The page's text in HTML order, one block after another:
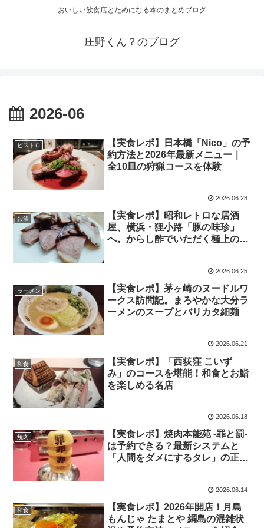
おいしい飲食店とためになる本のまとめブログ
庄野くん？のブログ
2026-06
ビストロ
【実食レポ】日本橋「Nico」の予
約方法と2026年最新メニュー｜
全10皿の狩猟コースを体験
2026.06.28
お酒
【実食レポ】昭和レトロな居酒
屋、横浜・狸小路「豚の味珍」
へ。からし酢でいただく極上の豚
2026.06.25
ラーメン
【実食レポ】茅ヶ崎のヌードルワ
ークス訪問記。まろやかな大分ラ
ーメンのスープとバリカタ細麺
2026.06.21
和食
【実食レポ】「西荻窪 こいず
み」のコースを堪能！和食とお鮨
を楽しめる名店
2026.06.18
焼肉
【実食レポ】焼肉本能苑 -罪と罰-
は予約できる？最新システムと
「人間をダメにするタレ」の正体
2026.06.14
和食
【実食レポ】2026年開店！月島
もんじゃ たまとや 綱島の混雑状